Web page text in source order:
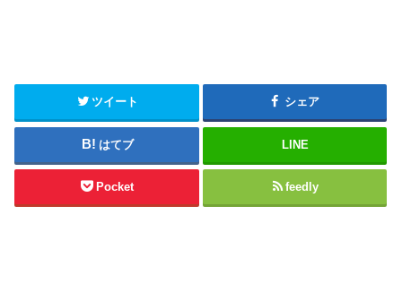
ツイート シェア
はてブ LINE
Pocket feedly